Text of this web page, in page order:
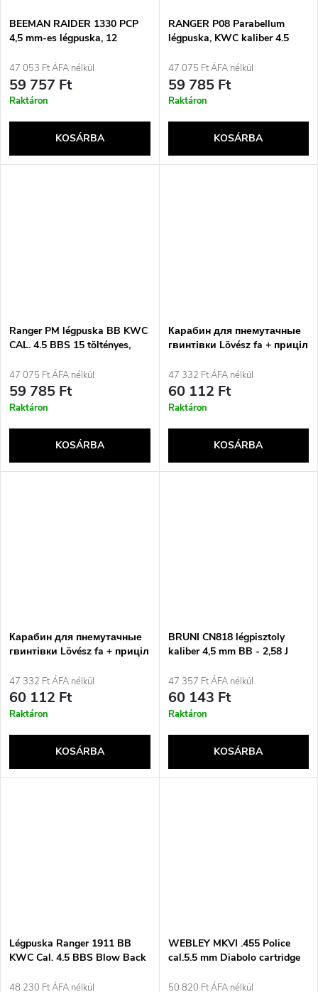
BEEMAN RAIDER 1330 PCP
4,5 mm-es légpuska, 12
47 053 Ft ÁFA nélkül
59 757 Ft
Raktáron
KOSÁRBA
RANGER P08 Parabellum
légpuska, KWC kaliber 4.5
töltény, teljesfém CO2
47 075 Ft ÁFA nélkül
59 785 Ft
Raktáron
KOSÁRBA
Ranger PM légpuska BB KWC
CAL. 4.5 BBS 15 töltényes,
47 075 Ft ÁFA nélkül
59 785 Ft
Raktáron
KOSÁRBA
Карабин для пнемутачные
гвинтівки Lövész fa + приціл
47 332 Ft ÁFA nélkül
60 112 Ft
Raktáron
KOSÁRBA
Карабин для пнемутачные
гвинтівки Lövész fa + приціл
47 332 Ft ÁFA nélkül
60 112 Ft
Raktáron
KOSÁRBA
BRUNI CN818 légpisztoly
kaliber 4,5 mm BB - 2,58 J
47 357 Ft ÁFA nélkül
60 143 Ft
Raktáron
KOSÁRBA
Légpuska Ranger 1911 BB
KWC Cal. 4.5 BBS Blow Back
48 230 Ft ÁFA nélkül
WEBLEY MKVI .455 Police
cal.5.5 mm Diabolo cartridge
CO2 Battlefield Ekp to17J
50 820 Ft ÁFA nélkül